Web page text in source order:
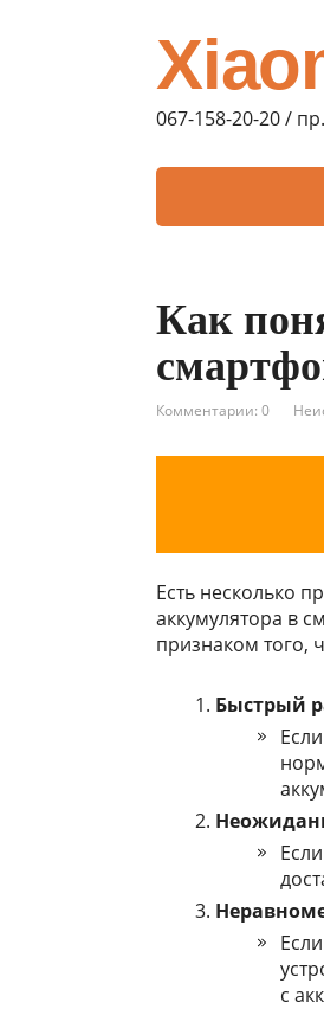
067-158-20-20 /
Как
Комментарии: 0
Есть несколько
аккумулятора в
признаком того,
Быстрый
с